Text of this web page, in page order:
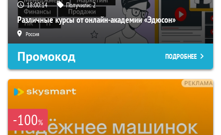
18:00:13 Получили:2
Различные курсы от онлайн-академии «Эдюсон»
Россия
Промокод ПОДРОБНЕЕ
-100%